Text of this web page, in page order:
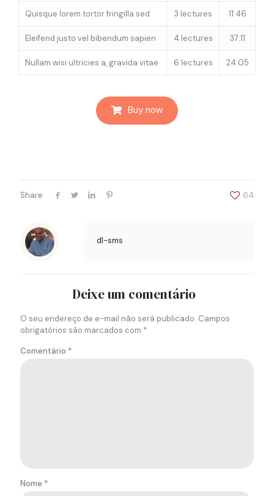
Quisque lorem tortor fringilla sed 3 lectures 11:46
Eleifend justo vel bibendum sapien 4 lectures 37:11
Nullam wisi ultricies a, gravida vitae 6 lectures 24:05
Buy now
Share 64
dl-sms
Deixe um comentário
O seu endereço de e-mail não será publicado. Campos
obrigatórios são marcados com *
Comentário *
Nome *